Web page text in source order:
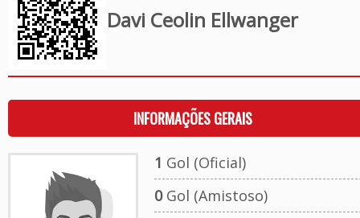
Davi Ceolin Ellwanger
INFORMAÇÕES GERAIS
1 Gol (Oficial)
0Gol (Amistoso)